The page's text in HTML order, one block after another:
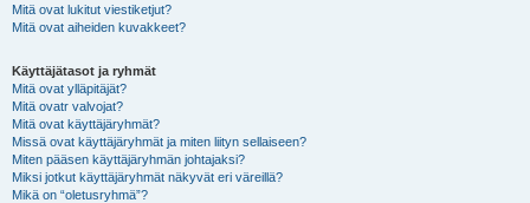
Mitä ovat lukitut viestiketjut?
Mitä ovat aiheiden kuvakkeet?
Käyttäjätasot ja ryhmät
Mitä ovat ylläpitäjät?
Mitä ovatr valvojat?
Mitä ovat käyttäjäryhmät?
Missä ovat käyttäjäryhmät ja miten liityn sellaiseen?
Miten pääsen käyttäjäryhmän johtajaksi?
Miksi jotkut käyttäjäryhmät näkyvät eri väreillä?
Mikä on “oletusryhmä”?